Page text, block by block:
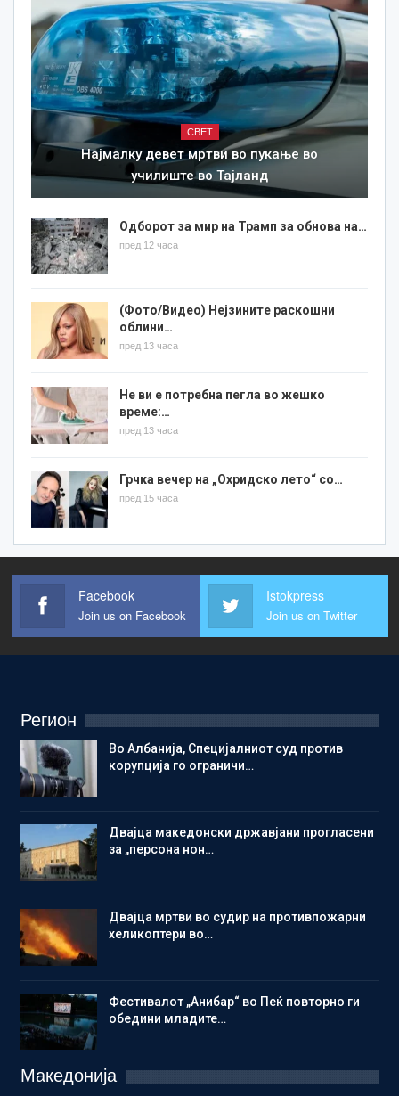
СВЕТ
Најмалку девет мртви во пукање во
училиште во Тајланд
Одборот за мир на Трамп за обнова на…
пред 12 часа
(Фото/Видео) Нејзините раскошни
облини…
пред 13 часа
Не ви е потребна пегла во жешко
време:…
пред 13 часа
Грчка вечер на „Охридско лето“ со…
пред 15 часа
Facebook
Join us on Facebook
Istokpress
Join us on Twitter
Регион
Во Албанија, Специјалниот суд против
корупција го ограничи…
Двајца македонски државјани прогласени
за „персона нон…
Двајца мртви во судир на противпожарни
хеликоптери во…
Фестивалот „Анибар“ во Пеќ повторно ги
обедини младите…
Македонија